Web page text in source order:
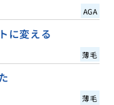
AGA
に変える
薄毛
薄毛